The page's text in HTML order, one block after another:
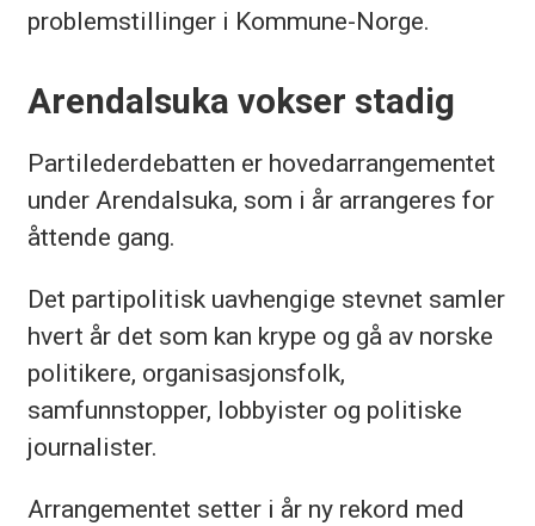
problemstillinger i Kommune-Norge.
Arendalsuka vokser stadig
Partilederdebatten er hovedarrangementet
under Arendalsuka, som i år arrangeres for
åttende gang.
Det partipolitisk uavhengige stevnet samler
hvert år det som kan krype og gå av norske
politikere, organisasjonsfolk,
samfunnstopper, lobbyister og politiske
journalister.
Arrangementet setter i år ny rekord med